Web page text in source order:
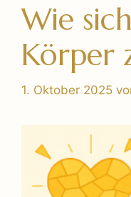
Wie
Körper
1. Oktober 2025